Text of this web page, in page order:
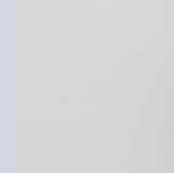
Fibre certifiée
Dans le domaine des
engageons à utiliser
renouvelables. Leurs
manière à économiser